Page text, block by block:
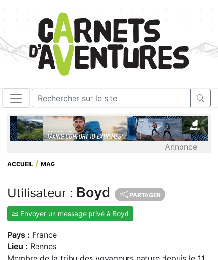
Annonce
ACCUEIL MAG
Utilisateur : Boyd PARTAGER
Envoyer un message privé à Boyd
Pays : France
Lieu : Rennes
Membre de la tribu des voyageurs nature depuis le 11